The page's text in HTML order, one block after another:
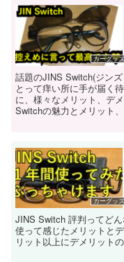
カーグッズ
話題のJINS Switch(ジン
とって痒い所に手が届く
に、様々なメリット、デ
Switchの魅力とメリット
カーグッズ
JINS Switch 評判ってど
使って感じたメリットと
リット以上にデメリット